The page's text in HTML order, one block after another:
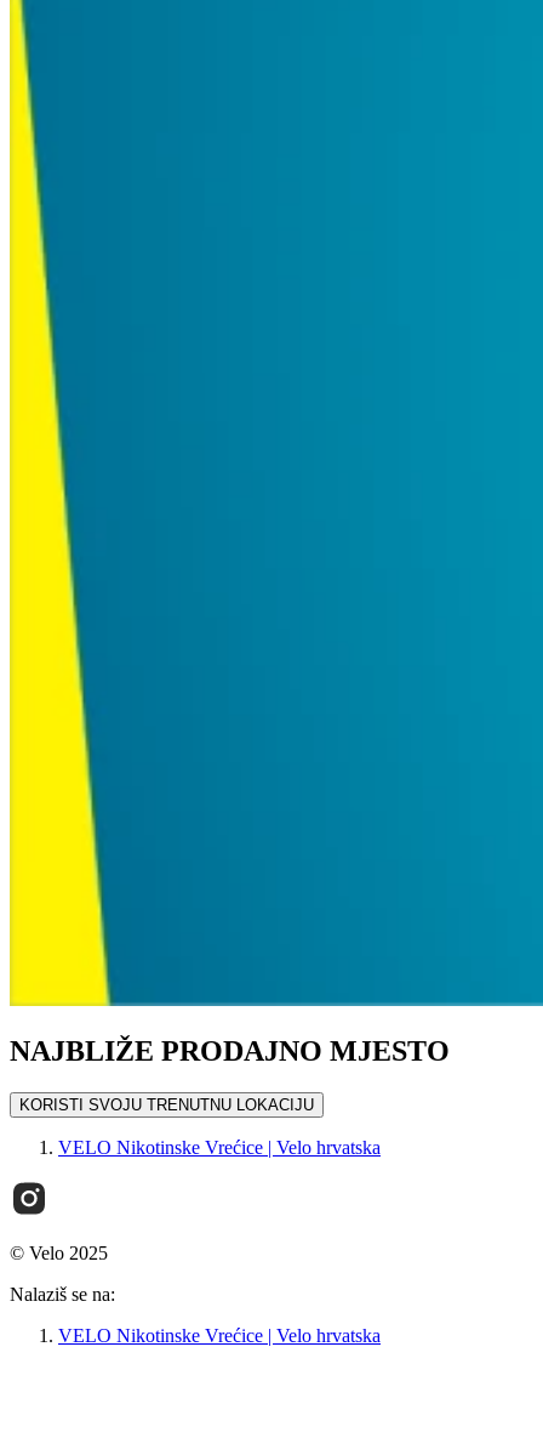
NAJBLIŽE PRODAJNO MJESTO
KORISTI SVOJU TRENUTNU LOKACIJU
VELO Nikotinske Vrećice | Velo hrvatska
© Velo 2025
Nalaziš se na:
VELO Nikotinske Vrećice | Velo hrvatska